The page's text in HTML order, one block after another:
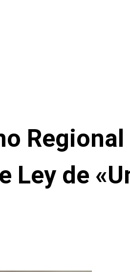
Ley de